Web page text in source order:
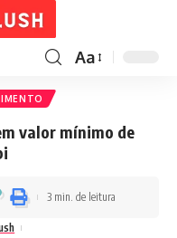
Aa
valor mínimo de
3 min. de leitura